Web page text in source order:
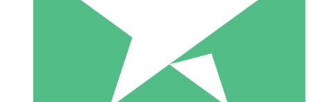
10 00